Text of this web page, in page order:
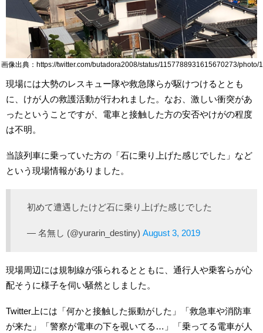
画像出典：https://twitter.com/butadora2008/status/1157788931615670273/photo/1
現場には大勢のレスキュー隊や救急隊らが駆けつけるととも
に、けが人の救護活動が行われました。なお、激しい衝突があ
ったということですが、電車と接触した方の安否やけがの程度
は不明。
当該列車に乗っていた方の「石に乗り上げた感じでした」など
という現場情報がありました。
初めて遭遇したけど石に乗り上げた感じでした
— 名無し (@yurarin_destiny) August 3, 2019
現場周辺には規制線が張られるとともに、通行人や乗客らが心
配そうに様子を伺い騒然としました。
Twitter上には「何かと接触した振動がした」「救急車や消防車
が来た」「警察が電車の下を覗いてる…」「乗ってる電車が人